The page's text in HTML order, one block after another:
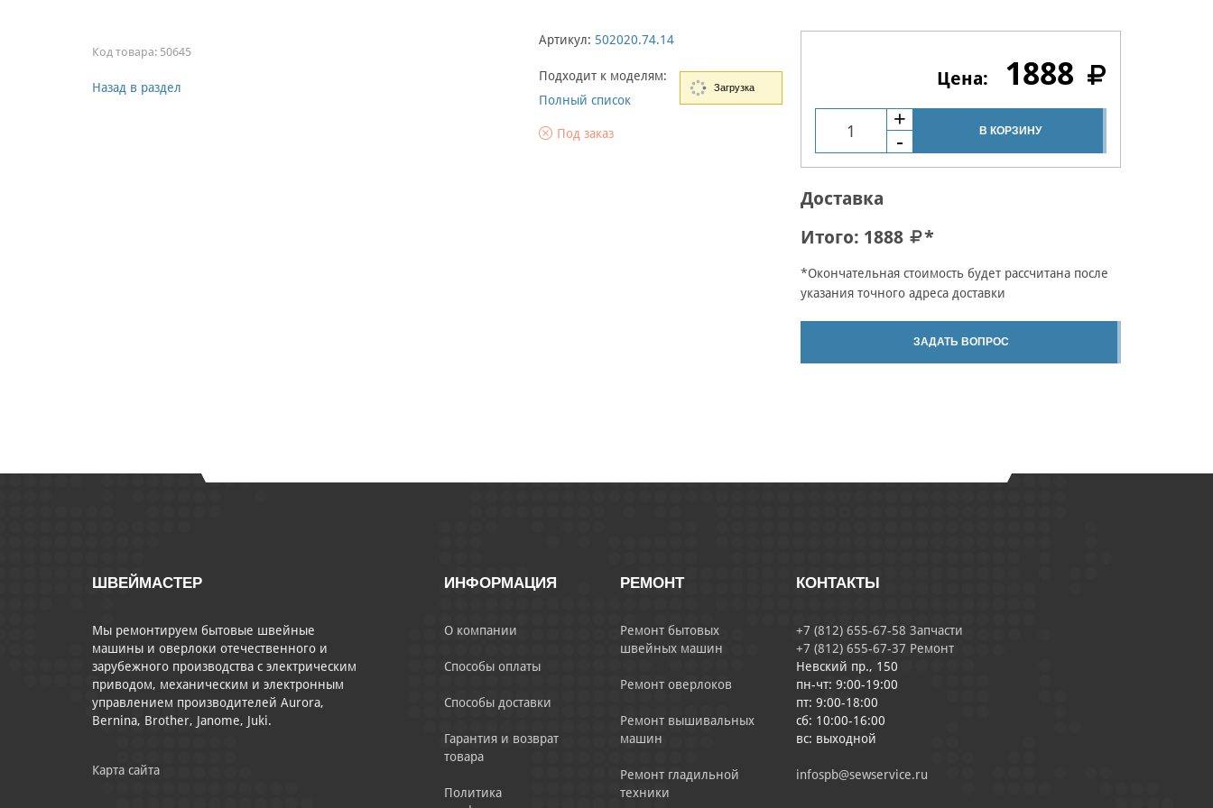
Код товара: 50645
Назад в раздел
Артикул: 502020.74.14
Подходит к моделям:
Полный список
Под заказ
1888
В КОРЗИНУ
Доставка
Итого: 1888 *
*Окончательная стоимость будет рассчитана после
указания точного адреса доставки
ЗАДАТЬ ВОПРОС
ШВЕЙМАСТЕР
Мы ремонтируем бытовые швейные
машины и оверлоки отечественного и
зарубежного производства с электрическим
приводом, механическим и электронным
управлением производителей Aurora,
Bernina, Brother, Janome, Juki.
Карта сайта
ИНФОРМАЦИЯ
О компании
Способы оплаты
Способы доставки
Гарантия и возврат
товара
Политика
РЕМОНТ
Ремонт бытовых
швейных машин
Ремонт оверлоков
Ремонт вышивальных
машин
Ремонт гладильной
техники
КОНТАКТЫ
+7 (812) 655-67-58 Запчасти
+7 (812) 655-67-37 Ремонт
Невский пр., 150
пн-чт: 9:00-19:00
пт: 9:00-18:00
сб: 10:00-16:00
вс: выходной
infospb@sewservice.ru
Загрузка